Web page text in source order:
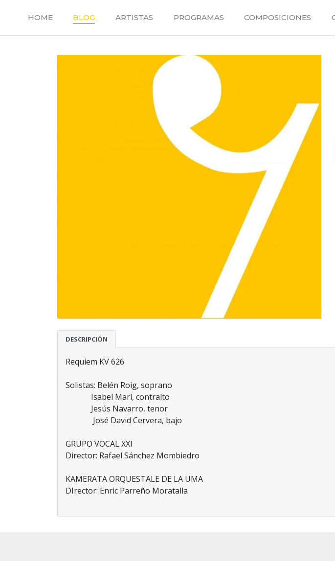
HOME BLOG ARTISTAS PROGRAMAS COMPOSICIONES
DESCRIPCIÓN
Requiem KV 626
Solistas: Belén Roig, soprano
Isabel Marí, contralto
Jesús Navarro, tenor
José David Cervera, bajo
GRUPO VOCAL XXI
Director: Rafael Sánchez Mombiedro
KAMERATA ORQUESTALE DE LA UMA
DIrector: Enric Parreño Moratalla